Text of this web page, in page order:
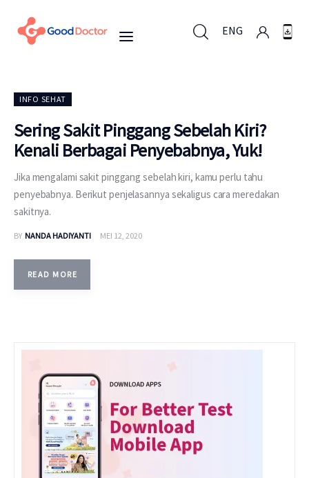
ENG
Untuk Bisnis
Untuk Anda
Berita
Layanan
INFO SEHAT
Sering Sakit Pinggang Sebelah Kiri?
Kenali Berbagai Penyebabnya, Yuk!
Jika mengalami sakit pinggang sebelah kiri, kamu perlu tahu
penyebabnya. Berikut penjelasannya sekaligus cara meredakan
sakitnya.
BY NANDA HADIYANTI MEI 12, 2020
READ MORE